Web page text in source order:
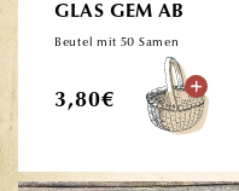
GLAS GEM AB
Beutel mit 50 Samen
Normaler
3,80€